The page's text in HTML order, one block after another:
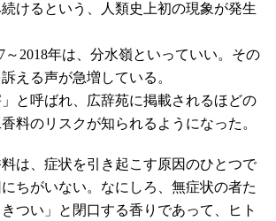
けるという、人類史上初の現象が発生
～2018年は、分水嶺といっていい。その
える声が急増している。
と呼ばれ、広辞苑に掲載されるほどの
料のリスクが知られるようになった。
は、症状を引き起こす原因のひとつで
ちがいない。なにしろ、無症状の者た
つい」と閉口する香りであって、ヒト